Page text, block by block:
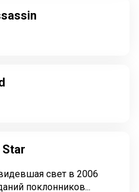
Star
свет в 2006
поклонников...